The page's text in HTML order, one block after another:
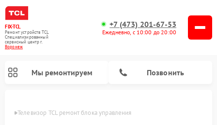
FIX-TCL
Ремонт устройств TCL
Специализированный
cервисный центр г.
Воронеж
+7 (473) 201-67-53
Ежедневно, с 10:00 до 20:00
Мы ремонтируем Позвонить
Телевизор TCL ремонт блока управления